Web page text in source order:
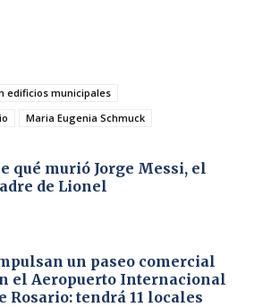
edificios municipales
Maria Eugenia Schmuck
qué murió Jorge Messi, el
de Lionel
un paseo comercial
el Aeropuerto Internacional
Rosario: tendrá 11 locales